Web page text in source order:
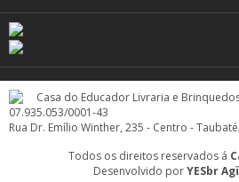
Casa do Educador Livraria e
07.935.053/0001-43
Rua Dr. Emílio Winther, 235 - Centro -
Todos os direitos reservados á
Desenvolvido porYESbr